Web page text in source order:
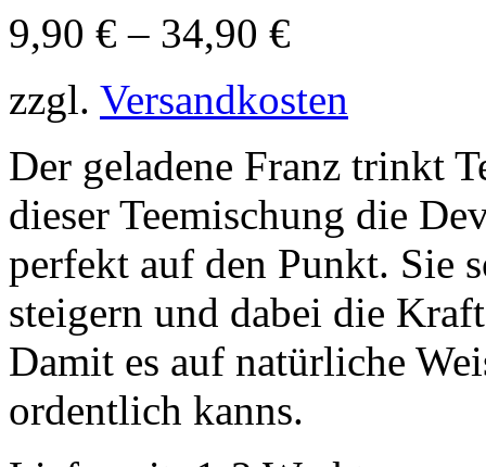
9,90 € – 34,90 €
zzgl. Versandkosten
Der geladene Franz trinkt
dieser Teemischung die
perfekt auf den Punkt. Sie
steigern und dabei die
Damit es auf natürliche
ordentlich kanns.